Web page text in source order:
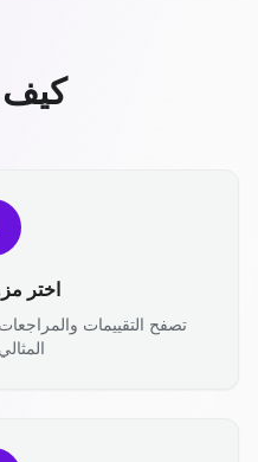
اختر
تصفح التقييمات